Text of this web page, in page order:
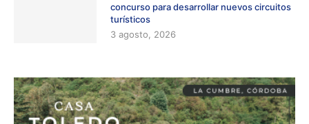
concurso para desarrollar nuevos circuitos
turísticos
3 agosto, 2026